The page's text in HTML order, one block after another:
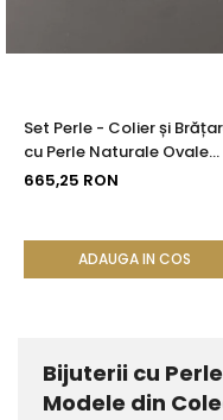
Set Perle - Colier și
cu Perle Naturale Ovale
Albe 4/6 mm, Argint 925 |
665,25 RON
ADAUGA IN COS
Bijuterii cu
Modele din